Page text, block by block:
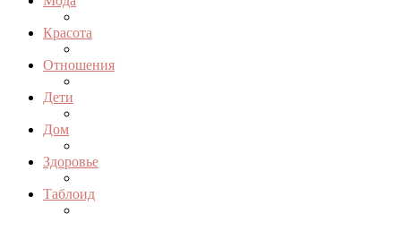
Красота
Отношения
Дети
Дом
Здоровье
Таблоид